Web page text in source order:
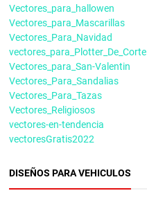
Vectores_para_hallowen
Vectores_para_Mascarillas
Vectores_Para_Navidad
vectores_para_Plotter_De_Corte
Vectores_para_San-Valentin
Vectores_Para_Sandalias
Vectores_Para_Tazas
Vectores_Religiosos
vectores-en-tendencia
vectoresGratis2022
DISEÑOS PARA VEHICULOS